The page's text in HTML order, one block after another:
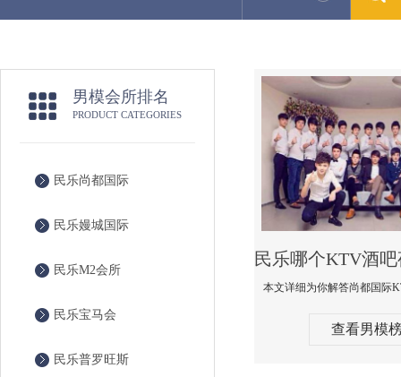
男模会所排名
PRODUCT CATEGORIES
民乐尚都国际
民乐嫚城国际
民乐M2会所
民乐宝马会
民乐普罗旺斯
查看男模